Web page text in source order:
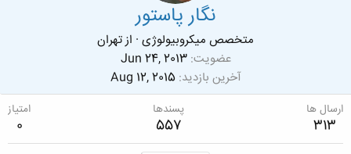
نگار پاستور
متخصص میکروبیولوژی · ازتهران
عضویت Jun 24, 2013
آخرین بازدید Aug 12, 2015
ارسال ها
313
پسندها
557
امتیاز
0